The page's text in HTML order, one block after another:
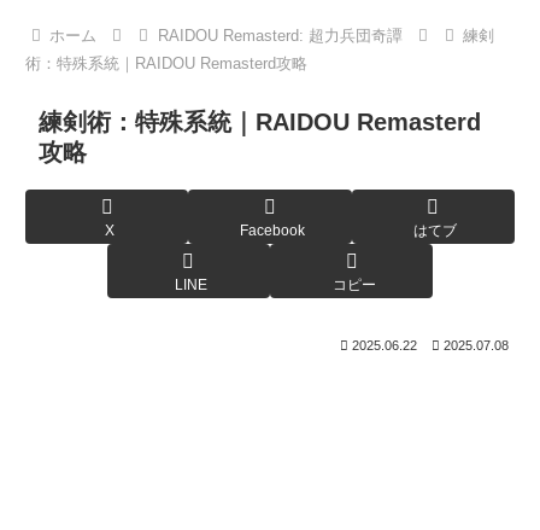
ホーム RAIDOU Remasterd: 超力兵団奇譚
練剣
術：特殊系統｜RAIDOU Remasterd攻略
練剣術：特殊系統｜RAIDOU Remasterd
攻略
X Facebook はてブ
LINE コピー
2025.06.22 2025.07.08